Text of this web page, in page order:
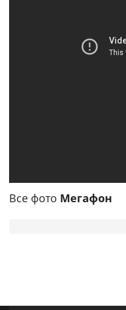
Все фото Мегафон